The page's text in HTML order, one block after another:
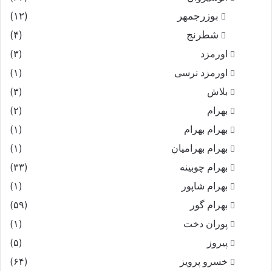
بوزرجمهر
(۱۲)
شطرنج
(۴)
اورمزد
(۳)
اورمزد نرسى‏
(۱)
بلاش
(۳)
بهرام
(۲)
بهرام بهرام
(۱)
بهرام بهرامیان‏
(۱)
بهرام چوبینه
(۳۳)
بهرام شاپور
(۱)
بهرام گور
(۵۹)
پوران دخت
(۱)
پیروز
(۵)
خسرو پرویز
(۶۴)